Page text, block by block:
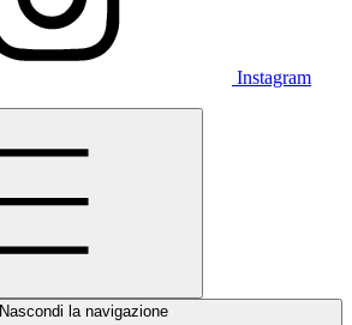
Instagram
Nascondi la navigazione